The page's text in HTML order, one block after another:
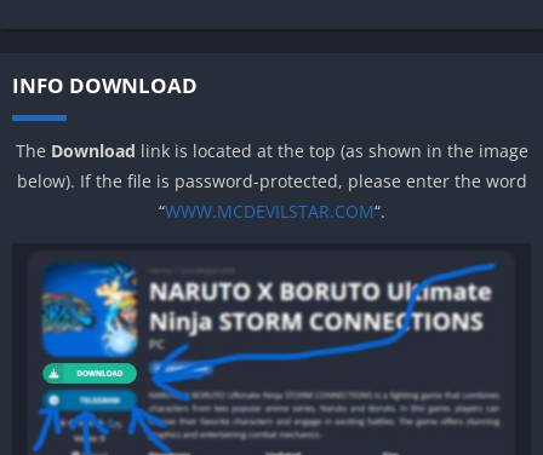
INFO DOWNLOAD
The Download link is located at the top (as shown in the image
below). If the file is password-protected, please enter the word
“WWW.MCDEVILSTAR.COM“.